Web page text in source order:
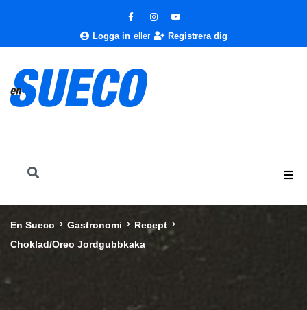
Logga in eller Registrera dig
En Sueco Gastronomi
Recept
Choklad/Oreo Jordgubbkaka